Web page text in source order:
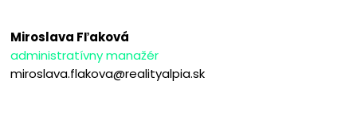
Miroslava Fľaková
administratívny manažér
miroslava.flakova@realityalpia.sk